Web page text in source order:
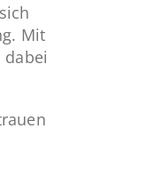
Mit
dabei